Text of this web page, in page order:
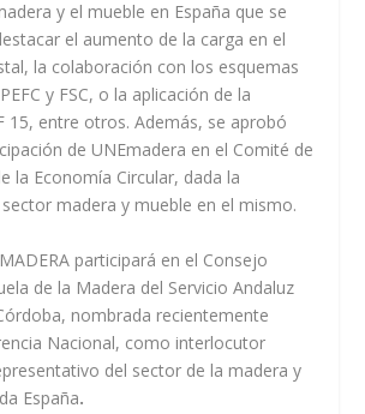
y el mueble en España que se
el aumento de la carga en el
la colaboración con los esquemas
y FSC, o la aplicación de la
15, entre otros. Además, se aprobó
de UNEmadera en el Comité de
la Economía Circular, dada la
madera y mueble en el mismo.
participará en el Consejo
de la Madera del Servicio Andaluz
nombrada recientemente
Nacional, como interlocutor
del sector de la madera y
España.